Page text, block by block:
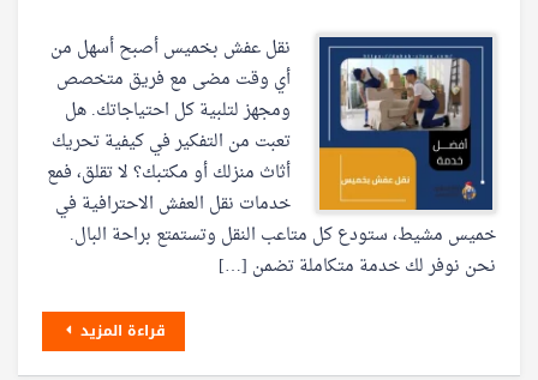
نقل عفش بخميس أصبح أسهل من
أي وقت مضى مع فريق متخصص
ومجهز لتلبية كل احتياجاتك. هل
تعبت من التفكير في كيفية تحريك
أثاث منزلك أو مكتبك؟ لا تقلق، فمع
خدمات نقل العفش الاحترافية في
خميس مشيط، ستودع كل متاعب النقل وتستمتع براحة البال.
نحن نوفر لك خدمة متكاملة تضمن […]
قراءة المزيد